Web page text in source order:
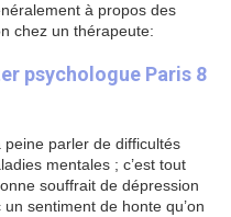
à propos des
chez un thérapeute:
psychologue Paris 8
peine parler de difficultés
mentales ; c’est tout
souffrait de dépression
sentiment de honte qu’on